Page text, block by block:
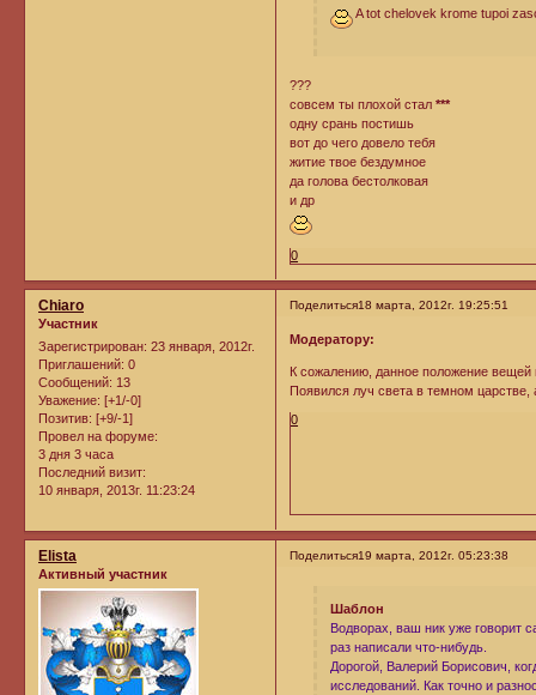
A tot chelovek krome tupoi
???
совсем ты плохой стал***
одну срань постишь
вот до чего довело тебя
житие твое бездумное
да голова бестолковая
и др
0
Поделиться18 марта, 2012г. 19:25:51
Chiaro
Участник
Зарегистрирован: 23 января, 2012г.
Приглашений: 0
Сообщений: 13
Уважение: [+1/-0]
Позитив: [+9/-1]
Провел на форуме:
3 дня 3 часа
Последний визит:
10 января, 2013г. 11:23:24
Модератору:
К сожалению, данное положение вещей
Появился луч света в темном
0
Поделиться19 марта, 2012г. 05:23:38
Elista
Активный участник
Шаблон
Водворах, ваш ник уже говорит
раз написали что-нибудь.
Дорогой, Валерий Борисович,
исследований. Как точно и